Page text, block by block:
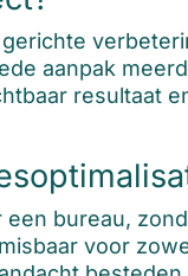
aanpak
resultaat
bureau,
voor